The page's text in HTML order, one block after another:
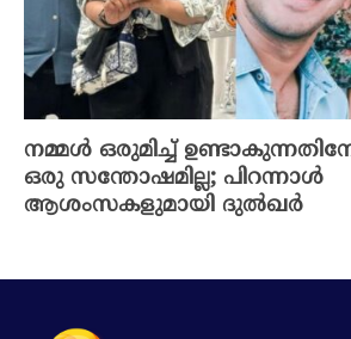
നമ്മൾ ഒരുമിച്ച്
ഒരു സന്തോഷമില്ല; പിറന്നാൾ
ആശംസകളുമായി ദുൽഖർ